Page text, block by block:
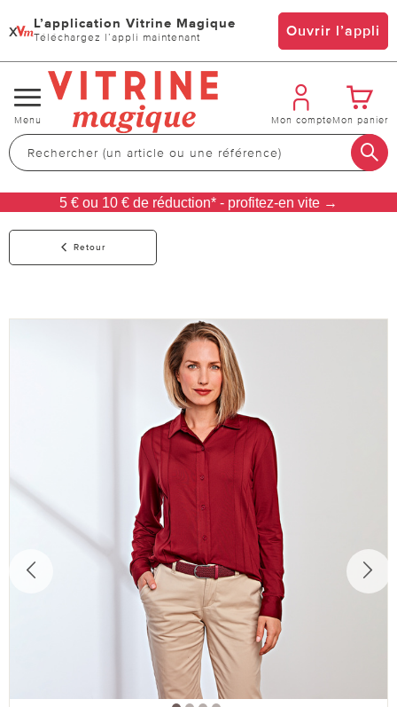
x L’application Vitrine Magique
Téléchargez l’appli maintenant Ouvrir l’appli
Changer
de
navigation
Menu Mon compteMon panier
5 € ou 10 € de réduction* - profitez-en vite →
Retour